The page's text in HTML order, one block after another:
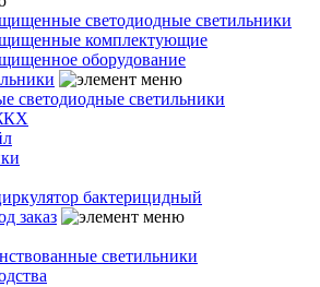
светодиодные светильники
комплектующие
оборудование
светодиодные светильники
бактерицидный
заказ
светильники